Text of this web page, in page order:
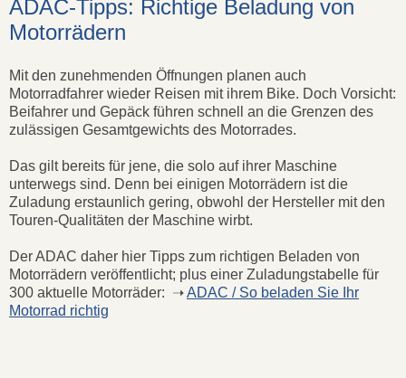
ADAC-Tipps: Richtige Beladung von
Motorrädern
Mit den zunehmenden Öffnungen planen auch
Motorradfahrer wieder Reisen mit ihrem Bike. Doch Vorsicht:
Beifahrer und Gepäck führen schnell an die Grenzen des
zulässigen Gesamtgewichts des Motorrades.
Das gilt bereits für jene, die solo auf ihrer Maschine
unterwegs sind. Denn bei einigen Motorrädern ist die
Zuladung erstaunlich gering, obwohl der Hersteller mit den
Touren-Qualitäten der Maschine wirbt.
Der ADAC daher hier Tipps zum richtigen Beladen von
Motorrädern veröffentlicht; plus einer Zuladungstabelle für
300 aktuelle Motorräder: ➝ADAC / So beladen Sie Ihr
Motorrad richtig